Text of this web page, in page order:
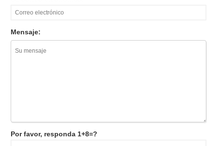
Mensaje:
Por favor, responda 1+8=?